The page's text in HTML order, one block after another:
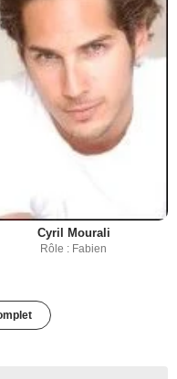
Cyril Mourali
Rôle : Fabien